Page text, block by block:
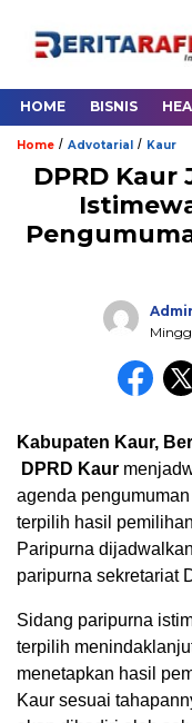
HOME BISNIS
Home / Advotarial / Kaur
DPRD
Kabupaten Kaur,
DPRD Kaur
agenda
terpilih hasil
Paripurna
paripurna sekretariat
Sidang paripurna
terpilih
menetapkan hasil
Kaur sesuai